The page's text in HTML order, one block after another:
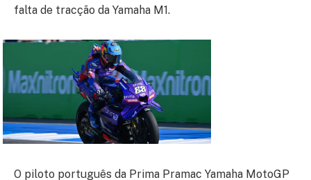
falta de tracção da Yamaha M1.
O piloto português da Prima Pramac Yamaha MotoGP